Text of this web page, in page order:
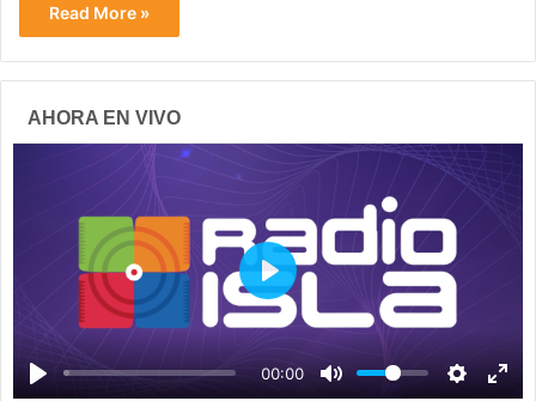
Read More »
AHORA EN VIVO
00:00
P
a
y